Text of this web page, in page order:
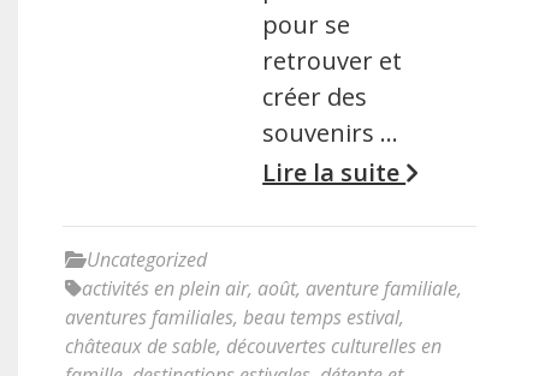
pour se
retrouver et
créer des
souvenirs …
Lire la suite
Uncategorized
activités en plein air, août, aventure familiale,
aventures familiales, beau temps estival,
châteaux de sable, découvertes culturelles en